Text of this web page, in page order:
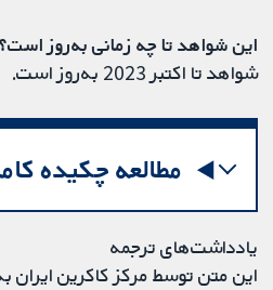
این شواهد تا چه زمانی به‌روز است؟
شواهد تا اکتبر 2023 به‌روز است.
مطالعه چکیده
یادداشت‌های ترجمه
این متن توسط مرکز کاکرین